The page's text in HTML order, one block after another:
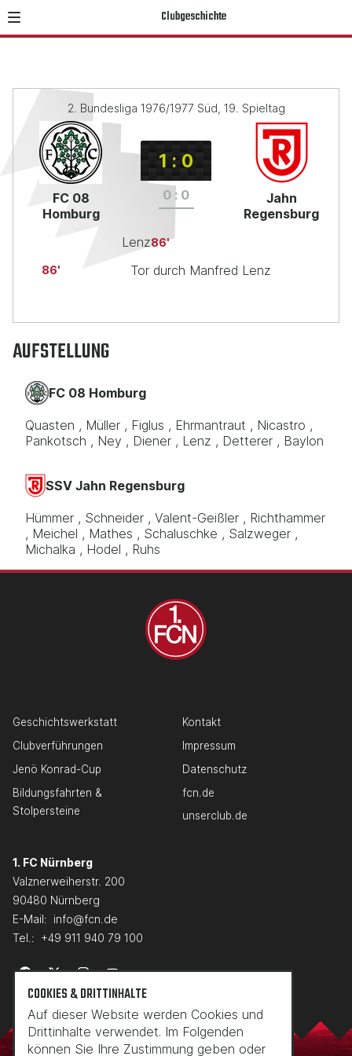
Clubgeschichte
2. Bundesliga 1976/1977 Süd, 19. Spieltag
FC 08
Homburg
1 : 0
0 : 0
Jahn
Regensburg
Lenz86
86 Tor durch Manfred Lenz
AUFSTELLUNG
FC 08 Homburg
Quasten Müller Figlus Ehrmantraut
Nicastro
Pankotsch
Ney Diener Lenz Detterer Baylon
SSV Jahn Regensburg
Hümmer Schneider Valent-Geißler
Richthammer
Meichel
Mathes Schaluschke
Salzweger
Michalka
Hodel Ruhs
Geschichtswerkstatt
Clubverführungen
Jenö Konrad-Cup
Bildungsfahrten &
Stolpersteine
Kontakt
Impressum
Datenschutz
fcn.de
unserclub.de
1. FC Nürnberg
Valznerweiherstr. 200
90480 Nürnberg
E-Mail: info@fcn.de
Tel.: +49 911 940 79 100
COOKIES & DRITTINHALTE
Auf dieser Website werden Cookies und
Drittinhalte verwendet. Im Folgenden
können Sie Ihre Zustimmung geben oder